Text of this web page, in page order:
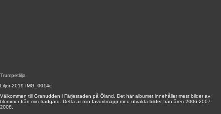
Trumpetlilja
Liljor-2019 IMG_0014c
Välkommen till Granudden i Färjestaden på Öland. Det här albumet innehåller mest bilder av
blommor från min trädgård. Detta är min favoritmapp med utvalda bilder från åren 2006-2007-
2008.